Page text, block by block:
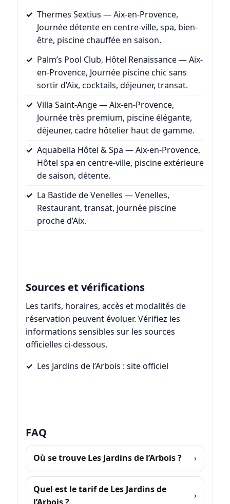
Thermes Sextius — Aix-en-Provence,
Journée détente en centre-ville, spa, bien-
être, piscine chauffée en saison.
Palm’s Pool Club, Hôtel Renaissance— Aix-
en-Provence, Journée piscine chic sans
sortir d’Aix, cocktails, déjeuner, transat.
Villa Saint-Ange— Aix-en-Provence,
Journée très premium, piscine élégante,
déjeuner, cadre hôtelier haut de gamme.
Aquabella Hôtel & Spa — Aix-en-Provence,
Hôtel spa en centre-ville, piscine extérieure
de saison, détente.
La Bastide de Venelles — Venelles,
Restaurant, transat, journée piscine
proche d’Aix.
Sources et vérifications
Les tarifs, horaires, accès et modalités de
réservation peuvent évoluer. Vérifiez les
informations sensibles sur les sources
officielles ci-dessous.
Les Jardins de l’Arbois : site officiel
FAQ
Où se trouve Les Jardins de l’Arbois ?
Quel est le tarif de Les Jardins de